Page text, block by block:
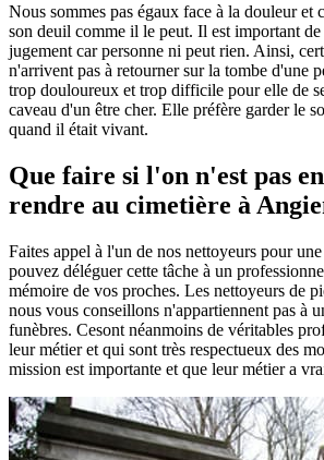
Nous sommes pas égaux face à la douleur et
son deuil comme il le peut. Il est important de
jugement car personne ni peut rien. Ainsi,
n'arrivent pas à retourner sur la tombe d'une
trop douloureux et trop difficile pour elle de
caveau d'un être cher. Elle préfère garder le
quand il était vivant.
Que faire si l'on n'est pas
rendre au cimetière à
Faites appel à l'un de nos nettoyeurs pour
pouvez déléguer cette tâche à un
mémoire de vos proches. Les nettoyeurs de
nous vous conseillons n'appartiennent pas à
funèbres. Cesont néanmoins de véritables
leur métier et qui sont très respectueux des
mission est importante et que leur métier a